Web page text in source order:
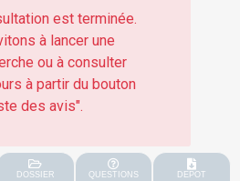
suivants : 1 : peintures
extérieures 2 : sols
est terminée.
à lancer une
ou à consulter
à partir du bouton
des avis".
DOSSIER QUESTIONS DEPOT